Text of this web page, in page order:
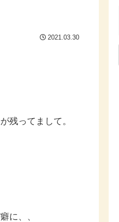
2021.03.30
残ってまして。
に、、